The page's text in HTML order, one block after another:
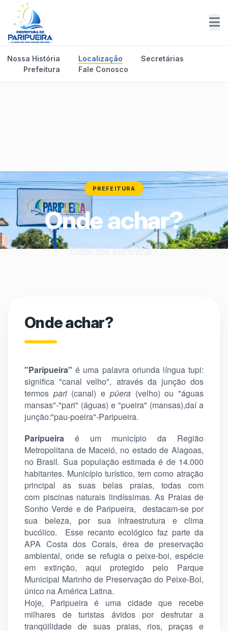
Nossa História Localização
Secretárias
Prefeitura
Fale Conosco
PREFEITURA
Onde achar?
Onde nos encontrar?
Onde achar?
"Paripueira" é uma palavra oriunda língua tupi:
significa "canal velho", através da junção dos
termos pari(canal) e pûera(velho) ou "águas
mansas"-"pari" (águas) e "pueira" (mansas),daí a
junção:"pau-poeira"-Paripueira.
Paripueira é um município da Região
Metropolitana de Maceió, no estado de Alagoas,
no Brasil. Sua população estimada é de 14.000
habitantes. Município turístico, tem como atração
principal as suas belas praias, todas com
com piscinas naturais lindíssimas. As Praias de
Sonho Verde e de Paripueira, destacam-se por
sua beleza, por sua infraestrutura e clima
bucólico. Esse recanto ecológico faz parte da
APA Costa dos Corais, érea de preservação
ambiental, onde se refugia o peixe-boi, espécie
em extinção, aqui protegido pelo Parque
Municipal Marinho de Preservação do Peixe-Boi,
único na América Latina.
Hoje, Paripueira é uma cidade que recebe
milhares de turistas ávidos por desfrutar a
tranqüilidade de suas praias, rios, praças e